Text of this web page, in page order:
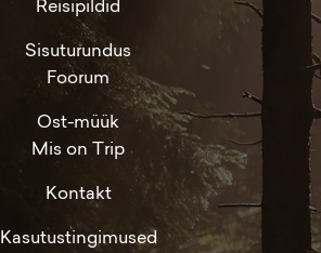
Reisipildid
Sisuturundus
Foorum
Ost-müük
Mis on Trip
Kontakt
Kasutustingimused